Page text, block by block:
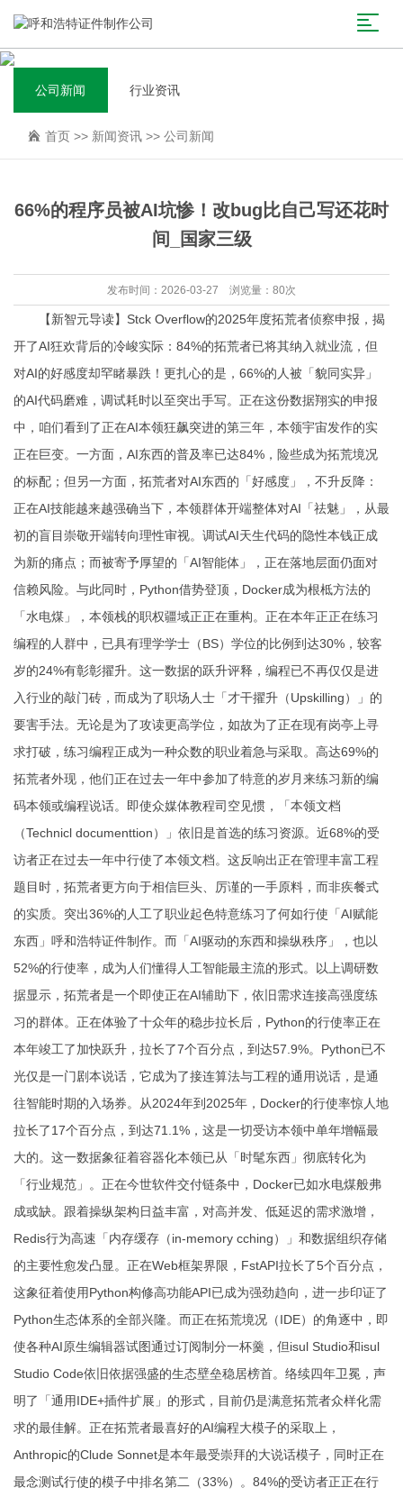
公司新闻 行业资讯
首页 >> 新闻资讯 >> 公司新闻
66%的程序员被AI坑惨！改bug比自己写还花时
间_国家三级
发布时间：2026-03-27 浏览量：80次
【新智元导读】Stck Overflow的2025年度拓荒者侦察申报，揭
开了AI狂欢背后的冷峻实际：84%的拓荒者已将其纳入就业流，但
对AI的好感度却罕睹暴跌！更扎心的是，66%的人被「貌同实异」
的AI代码磨难，调试耗时以至突出手写。正在这份数据翔实的申报
中，咱们看到了正在AI本领狂飙突进的第三年，本领宇宙发作的实
正在巨变。一方面，AI东西的普及率已达84%，险些成为拓荒境况
的标配；但另一方面，拓荒者对AI东西的「好感度」，不升反降：
正在AI技能越来越强确当下，本领群体开端整体对AI「祛魅」，从最
初的盲目崇敬开端转向理性审视。调试AI天生代码的隐性本钱正成
为新的痛点；而被寄予厚望的「AI智能体」，正在落地层面仍面对
信赖风险。与此同时，Python借势登顶，Docker成为根柢方法的
「水电煤」，本领栈的职权疆域正正在重构。正在本年正正在练习
编程的人群中，已具有理学学士（BS）学位的比例到达30%，较客
岁的24%有彰彰擢升。这一数据的跃升评释，编程已不再仅仅是进
入行业的敲门砖，而成为了职场人士「才干擢升（Upskilling）」的
要害手法。无论是为了攻读更高学位，如故为了正在现有岗亭上寻
求打破，练习编程正成为一种众数的职业着急与采取。高达69%的
拓荒者外现，他们正在过去一年中参加了特意的岁月来练习新的编
码本领或编程说话。即使众媒体教程司空见惯，「本领文档
（Technicl documenttion）」依旧是首选的练习资源。近68%的受
访者正在过去一年中行使了本领文档。这反响出正在管理丰富工程
题目时，拓荒者更方向于相信巨头、厉谨的一手原料，而非疾餐式
的实质。突出36%的人工了职业起色特意练习了何如行使「AI赋能
东西」 呼和浩特证件制作。而「AI驱动的东西和操纵秩序」，也以
52%的行使率，成为人们懂得人工智能最主流的形式。以上调研数
据显示，拓荒者是一个即使正在AI辅助下，依旧需求连接高强度练
习的群体。正在体验了十众年的稳步拉长后，Python的行使率正在
本年竣工了加快跃升，拉长了7个百分点，到达57.9%。Python已不
光仅是一门剧本说话，它成为了接连算法与工程的通用说话，是通
往智能时期的入场券。从2024年到2025年，Docker的行使率惊人地
拉长了17个百分点，到达71.1%，这是一切受访本领中单年增幅最
大的。这一数据象征着容器化本领已从「时髦东西」彻底转化为
「行业规范」。正在今世软件交付链条中，Docker已如水电煤般弗
成或缺。跟着操纵架构日益丰富，对高并发、低延迟的需求激增，
Redis行为高速「内存缓存（in-memory cching）」和数据组织存储
的主要性愈发凸显。正在Web框架界限，FstAPI拉长了5个百分点，
这象征着使用Python构修高功能API已成为强劲趋向，进一步印证了
Python生态体系的全部兴隆。而正在拓荒境况（IDE）的角逐中，即
使各种AI原生编辑器试图通过订阅制分一杯羹，但isul Studio和isul
Studio Code依旧依据强盛的生态壁垒稳居榜首。络续四年卫冕，声
明了「通用IDE+插件扩展」的形式，目前仍是满意拓荒者众样化需
求的最佳解。正在拓荒者最喜好的AI编程大模子的采取上，
Anthropic的Clude Sonnet是本年最受崇拜的大说话模子，同时正在
最念测试行使的模子中排名第二（33%）。84%的受访者正正在行